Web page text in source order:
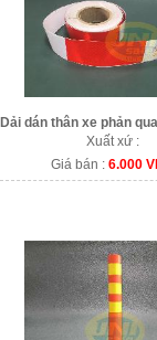
Dải dán thân xe phản
Xuất xứ :
Giá bán :6.000